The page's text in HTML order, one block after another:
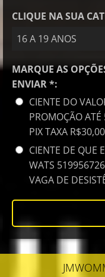
CLIQUE NA SUA
16 A 19 ANOS
MARQUE AS
ENVIAR *:
CIENTE DO
PROMOÇÃO
PIX TAXA R$30,00
CIENTE DE QUE
WATS
VAGA DE